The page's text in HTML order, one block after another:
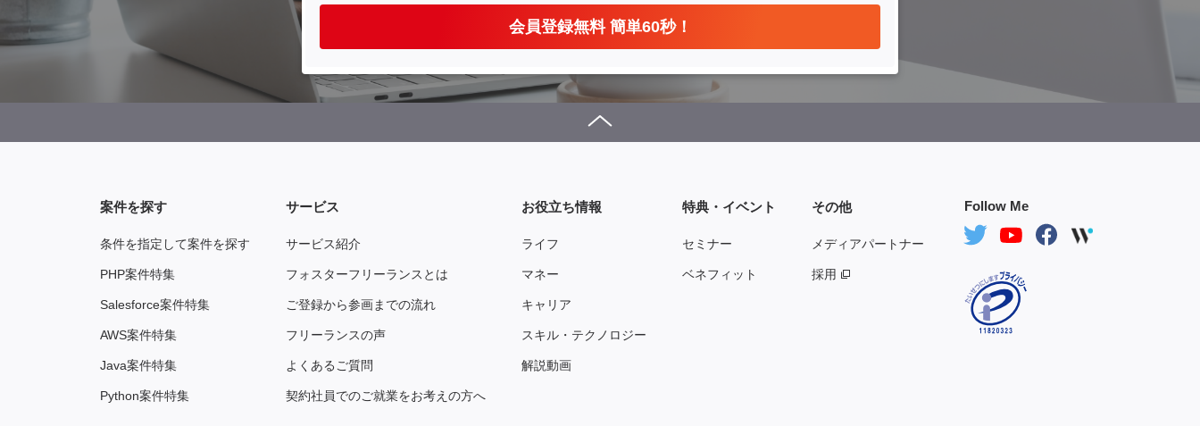
会員登録無料 簡単60秒！
Follow Me
案件を探す
条件を指定して案件を探す
PHP案件特集
Salesforce案件特集
AWS案件特集
Java案件特集
Python案件特集
サービス
サービス紹介
フォスターフリーランスとは
ご登録から参画までの流れ
フリーランスの声
よくあるご質問
契約社員でのご就業をお考えの方へ
お役立ち情報
ライフ
マネー
キャリア
スキル・テクノロジー
解説動画
特典・イベント
セミナー
ベネフィット
その他
メディアパートナー
採用